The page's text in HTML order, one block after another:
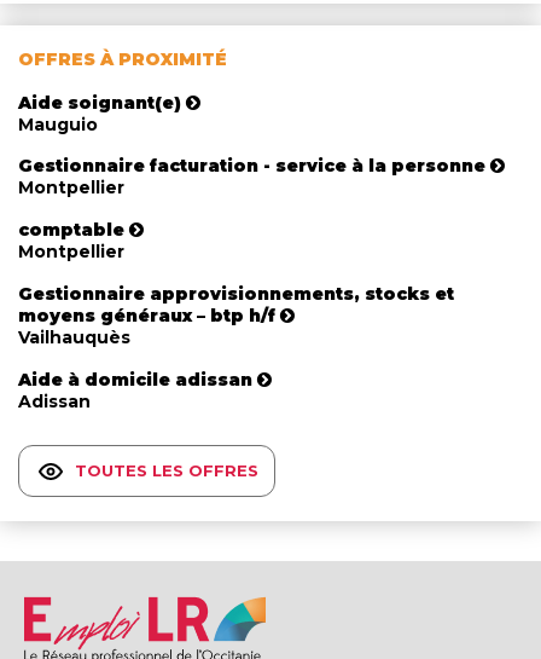
OFFRES À PROXIMITÉ
Aide soignant(e)
Mauguio
Gestionnaire facturation - service à la personne
Montpellier
comptable
Montpellier
Gestionnaire approvisionnements, stocks et
moyens généraux – btp h/f
Vailhauquès
Aide à domicile adissan
Adissan
TOUTES LES OFFRES